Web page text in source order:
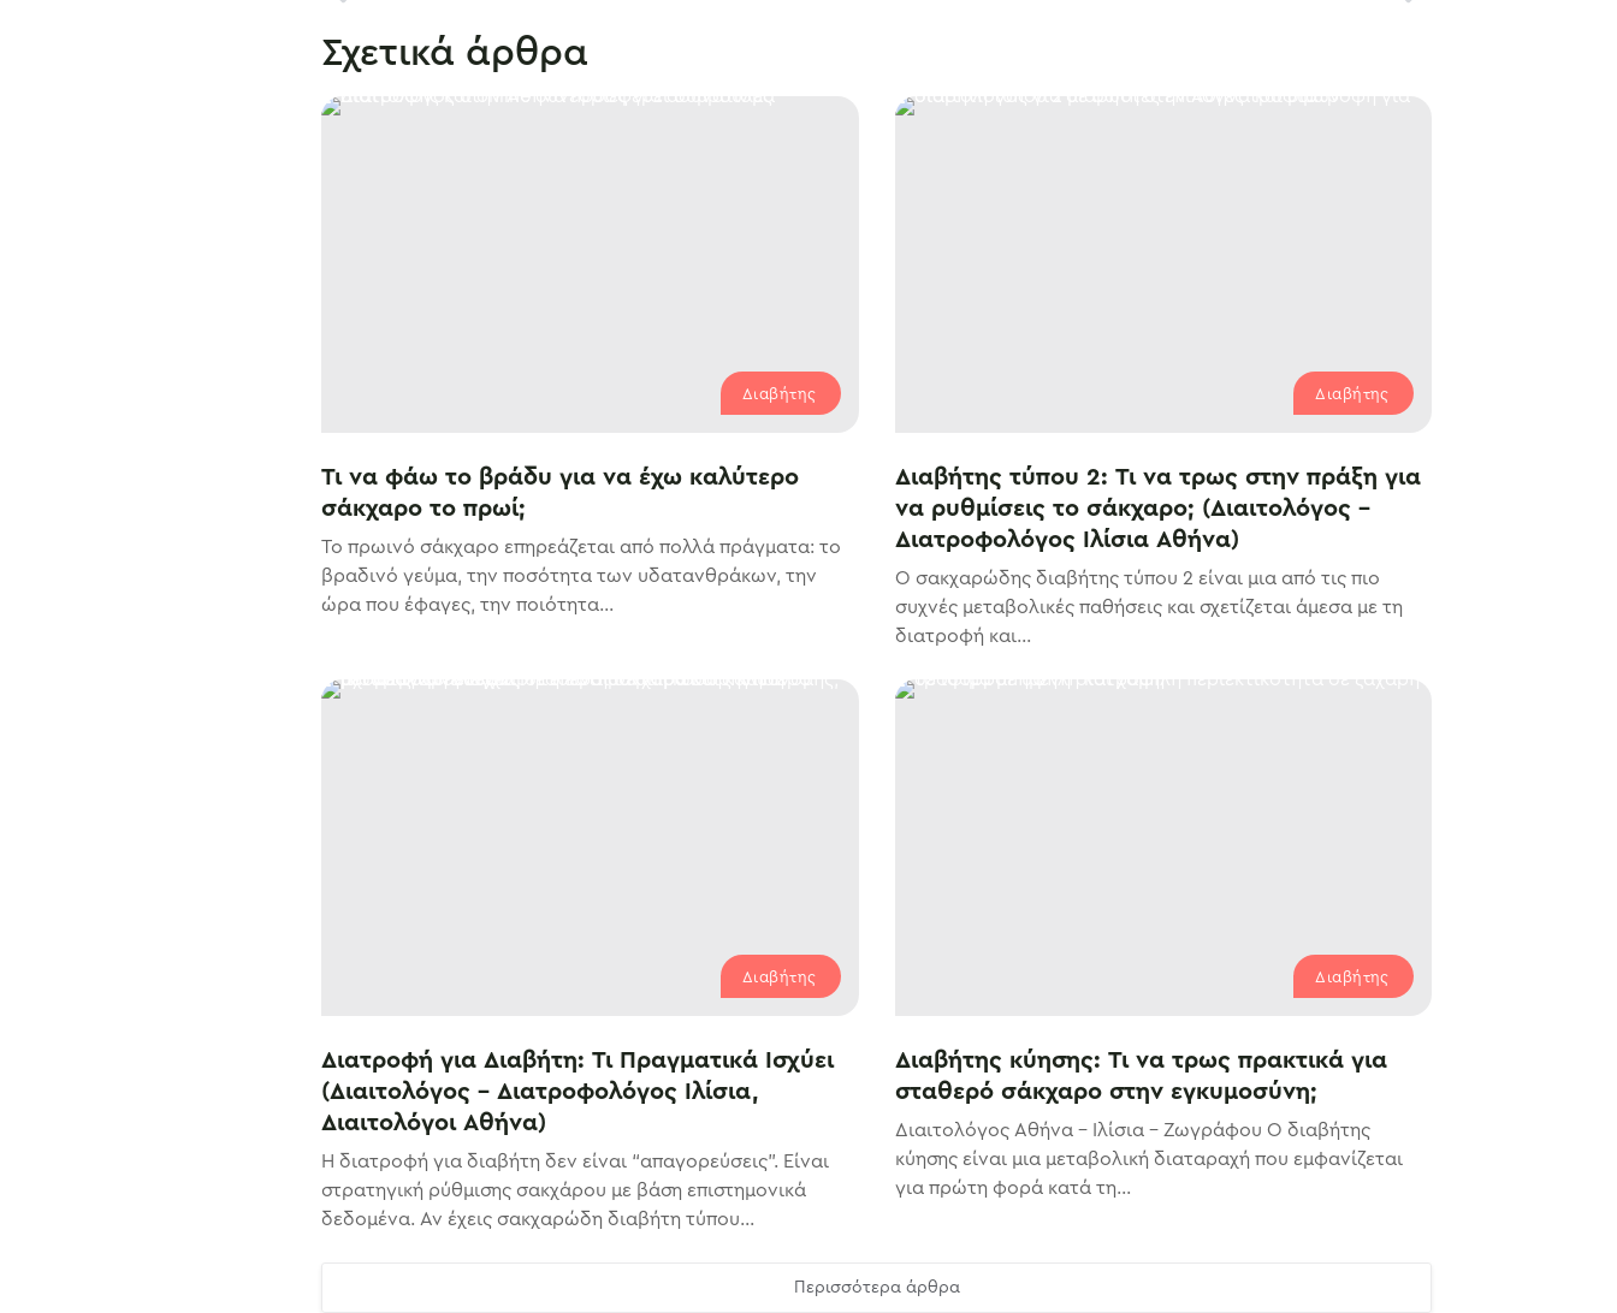
Σχετικά άρθρα
Διαβήτης
Τι να φάω το βράδυ για να έχω καλύτερο
σάκχαρο το πρωί;
Το πρωινό σάκχαρο επηρεάζεται από πολλά πράγματα: το
βραδινό γεύμα, την ποσότητα των υδατανθράκων, την
ώρα που έφαγες, την ποιότητα...
Διαβήτης
Διαβήτης τύπου 2: Τι να τρως στην πράξη για
να ρυθμίσεις το σάκχαρο; (Διαιτολόγος –
Διατροφολόγος Ιλίσια Αθήνα)
Ο σακχαρώδης διαβήτης τύπου 2 είναι μια από τις πιο
συχνές μεταβολικές παθήσεις και σχετίζεται άμεσα με τη
διατροφή και...
Διαβήτης
Διατροφή για Διαβήτη: Τι Πραγματικά Ισχύει
(Διαιτολόγος – Διατροφολόγος Ιλίσια,
Διαιτολόγοι Αθήνα)
Η διατροφή για διαβήτη δεν είναι “απαγορεύσεις”. Είναι
στρατηγική ρύθμισης σακχάρου με βάση επιστημονικά
δεδομένα. Αν έχεις σακχαρώδη διαβήτη τύπου...
Διαβήτης
Διαβήτης κύησης: Τι να τρως πρακτικά για
σταθερό σάκχαρο στην εγκυμοσύνη;
Διαιτολόγος Αθήνα – Ιλίσια – Ζωγράφου Ο διαβήτης
κύησης είναι μια μεταβολική διαταραχή που εμφανίζεται
για πρώτη φορά κατά τη...
Περισσότερα άρθρα